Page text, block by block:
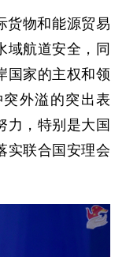
货物和能源贸易
域航道安全，同
国家的主权和领
外溢的突出表
力，特别是大国
实联合国安理会